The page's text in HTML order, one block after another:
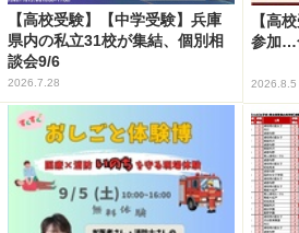
【高校受験】【中学受験】兵庫
県内の私立31校が集結、個別相
談会9/6
2026.7.28
【高
参加…
2026.8.5